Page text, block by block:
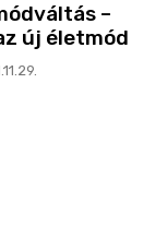
–
új életmód